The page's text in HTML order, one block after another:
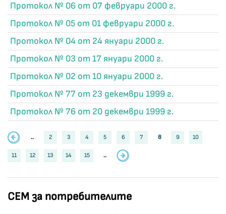
СЕМ за потребителите
Протокол № 06 от 07 февруари 2000 г.
Протокол № 05 от 01 февруари 2000 г.
Протокол № 04 от 24 януари 2000 г.
Протокол № 03 от 17 януари 2000 г.
Протокол № 02 от 10 януари 2000 г.
Протокол № 77 от 23 декември 1999 г.
Протокол № 76 от 20 декември 1999 г.
.. 2 3 4 5 6 7 8 9 10
11 12 13 14 15 ..